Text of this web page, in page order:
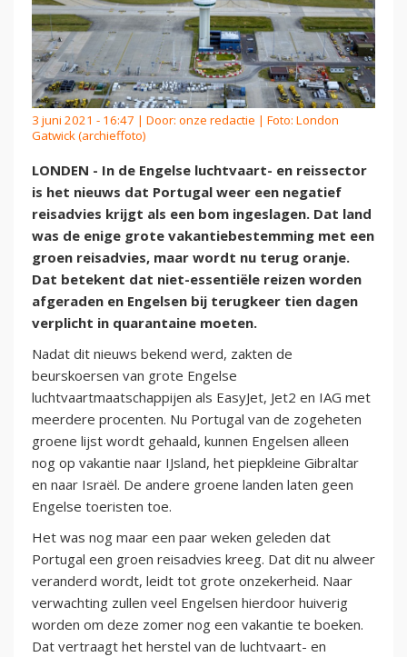
3 juni 2021 - 16:47 | Door: onze redactie | Foto: London
Gatwick (archieffoto)
LONDEN - In de Engelse luchtvaart- en reissector
is het nieuws dat Portugal weer een negatief
reisadvies krijgt als een bom ingeslagen. Dat land
was de enige grote vakantiebestemming met een
groen reisadvies, maar wordt nu terug oranje.
Dat betekent dat niet-essentiële reizen worden
afgeraden en Engelsen bij terugkeer tien dagen
verplicht in quarantaine moeten.
Nadat dit nieuws bekend werd, zakten de
beurskoersen van grote Engelse
luchtvaartmaatschappijen als EasyJet, Jet2 en IAG met
meerdere procenten. Nu Portugal van de zogeheten
groene lijst wordt gehaald, kunnen Engelsen alleen
nog op vakantie naar IJsland, het piepkleine Gibraltar
en naar Israël. De andere groene landen laten geen
Engelse toeristen toe.
Het was nog maar een paar weken geleden dat
Portugal een groen reisadvies kreeg. Dat dit nu alweer
veranderd wordt, leidt tot grote onzekerheid. Naar
verwachting zullen veel Engelsen hierdoor huiverig
worden om deze zomer nog een vakantie te boeken.
Dat vertraagt het herstel van de luchtvaart- en